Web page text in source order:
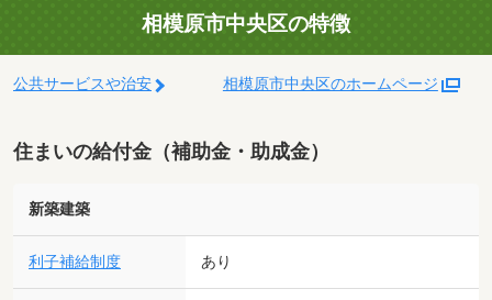
相模原市中央区の特徴
公共サービスや治安 相模原市中央区のホームページ
住まいの給付金（補助金・助成金）
新築建築
利子補給制度 あり